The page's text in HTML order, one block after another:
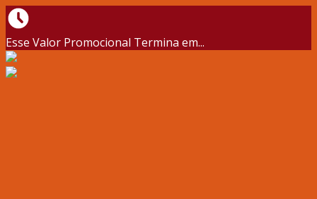
Esse Valor Promocional Termina em...